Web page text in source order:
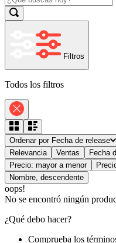
Filtros
Todos los filtros
Ordenar por Fecha de release
Relevancia
Ventas Fecha
Precio: mayor a menor
Nombre, descendente
oops!
No se encontró ningún
¿Qué debo hacer?
Comprueba los